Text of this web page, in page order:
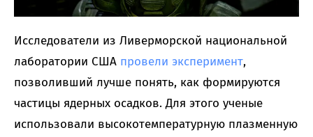
Исследователи из Ливерморской национальной
лаборатории США провели эксперимент,
позволивший лучше понять, как формируются
частицы ядерных осадков. Для этого ученые
использовали высокотемпературную плазменную